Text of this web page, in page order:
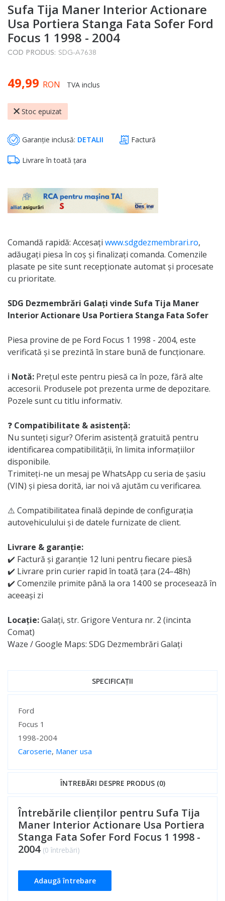
to
the
beginning
of
the
gallery
Sufa Tija Maner Interior Actionare
Usa Portiera Stanga Fata Sofer Ford
Focus 1 1998 - 2004
COD PRODUS: SDG-A7638
49,99 RON TVA inclus
Stoc epuizat
Garanție inclusă: DETALII Factură
Livrare în toată țara
Comandă rapidă: Accesați www.sdgdezmembrari.ro,
adăugați piesa în coș și finalizați comanda. Comenzile
plasate pe site sunt recepționate automat și procesate
cu prioritate.
SDG Dezmembrări Galați vinde Sufa Tija Maner
Interior Actionare Usa Portiera Stanga Fata Sofer
Piesa provine de pe Ford Focus 1 1998 - 2004, este
verificată și se prezintă în stare bună de funcționare.
ℹ️ Notă: Prețul este pentru piesă ca în poze, fără alte
accesorii. Produsele pot prezenta urme de depozitare.
Pozele sunt cu titlu informativ.
❓ Compatibilitate & asistență:
Nu sunteți sigur? Oferim asistență gratuită pentru
identificarea compatibilității, în limita informațiilor
disponibile.
Trimiteți-ne un mesaj pe WhatsApp cu seria de șasiu
(VIN) și piesa dorită, iar noi vă ajutăm cu verificarea.
⚠️ Compatibilitatea finală depinde de configurația
autovehiculului și de datele furnizate de client.
Livrare & garanție:
✔️ Factură și garanție 12 luni pentru fiecare piesă
✔️ Livrare prin curier rapid în toată țara (24–48h)
✔️ Comenzile primite până la ora 14:00 se procesează în
aceeași zi
Locație:Galați, str. Grigore Ventura nr. 2 (incinta
Comat)
Waze / Google Maps: SDG Dezmembrări Galați
SPECIFICAȚII
Specificații
Ford
Focus 1
1998-2004
Caroserie, Maner usa
ÎNTREBĂRI DESPRE PRODUS (0)
Întrebările clienților pentru Sufa Tija
Maner Interior Actionare Usa Portiera
Stanga Fata Sofer Ford Focus 1 1998 -
2004 (0 întrebări)
Adaugă întrebare